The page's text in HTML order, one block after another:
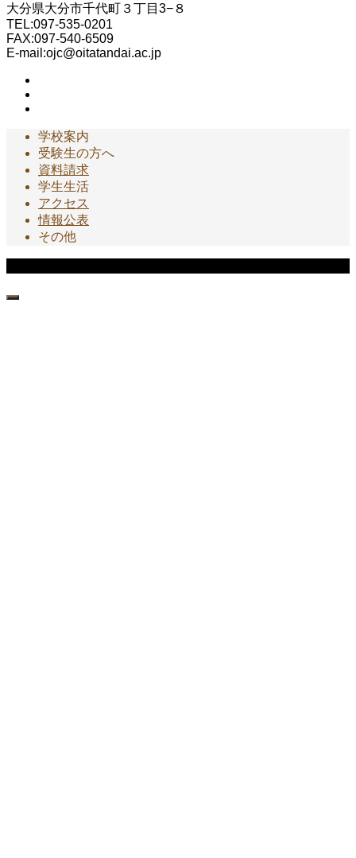
大分県大分市千代町３丁目3−８
TEL:097-535-0201
FAX:097-540-6509
E-mail:ojc@oitatandai.ac.jp
学校案内
受験生の方へ
資料請求
学生生活
アクセス
情報公表
その他